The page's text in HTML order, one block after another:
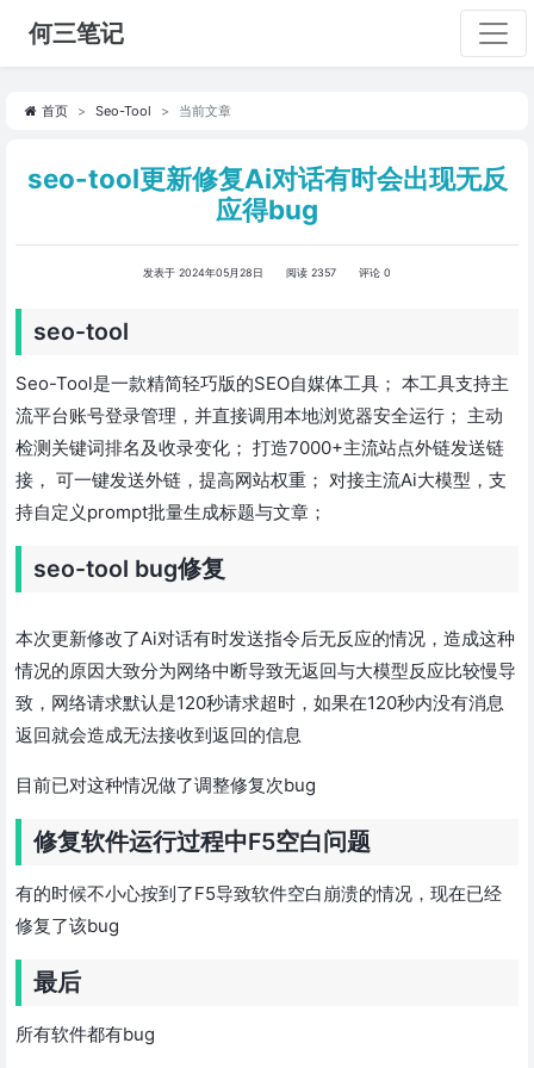
何三笔记
首页 Seo-Tool 当前文章
seo-tool更新修复Ai对话有时会出现无反
应得bug
发表于 2024年05月28日 阅读 2357 评论 0
seo-tool
Seo-Tool是一款精简轻巧版的SEO自媒体工具； 本工具支持主
流平台账号登录管理，并直接调用本地浏览器安全运行； 主动
检测关键词排名及收录变化； 打造7000+主流站点外链发送链
接， 可一键发送外链，提高网站权重； 对接主流Ai大模型，支
持自定义prompt批量生成标题与文章；
seo-tool bug修复
本次更新修改了Ai对话有时发送指令后无反应的情况，造成这种
情况的原因大致分为网络中断导致无返回与大模型反应比较慢导
致，网络请求默认是120秒请求超时，如果在120秒内没有消息
返回就会造成无法接收到返回的信息
目前已对这种情况做了调整修复次bug
修复软件运行过程中F5空白问题
有的时候不小心按到了F5导致软件空白崩溃的情况，现在已经
修复了该bug
最后
所有软件都有bug